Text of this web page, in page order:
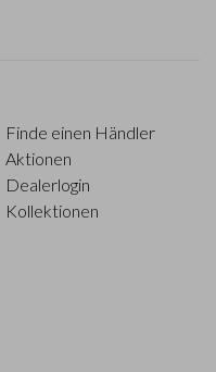
Finde einen Händler
Aktionen
Dealerlogin
Kollektionen